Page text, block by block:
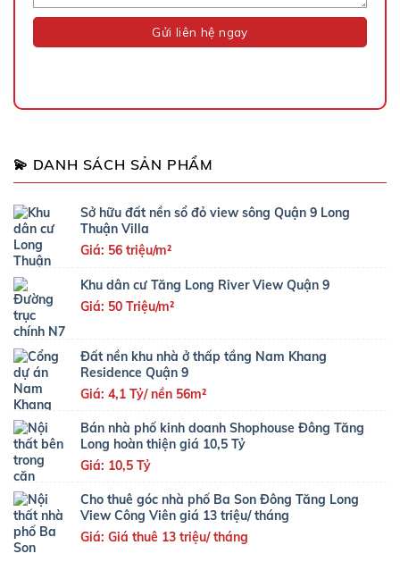
💫 DANH SÁCH SẢN PHẨM
Sở hữu đất nền sổ đỏ view sông Quận 9 Long
Thuận Villa
Giá: 56 triệu/m²
Khu dân cư Tăng Long River View Quận 9
Giá: 50 Triệu/m²
Đất nền khu nhà ở thấp tầng Nam Khang
Residence Quận 9
Giá: 4,1 Tỷ/ nền 56m²
Bán nhà phố kinh doanh Shophouse Đông Tăng
Long hoàn thiện giá 10,5 Tỷ
Giá: 10,5 Tỷ
Cho thuê góc nhà phố Ba Son Đông Tăng Long
View Công Viên giá 13 triệu/ tháng
Giá: Giá thuê 13 triệu/ tháng